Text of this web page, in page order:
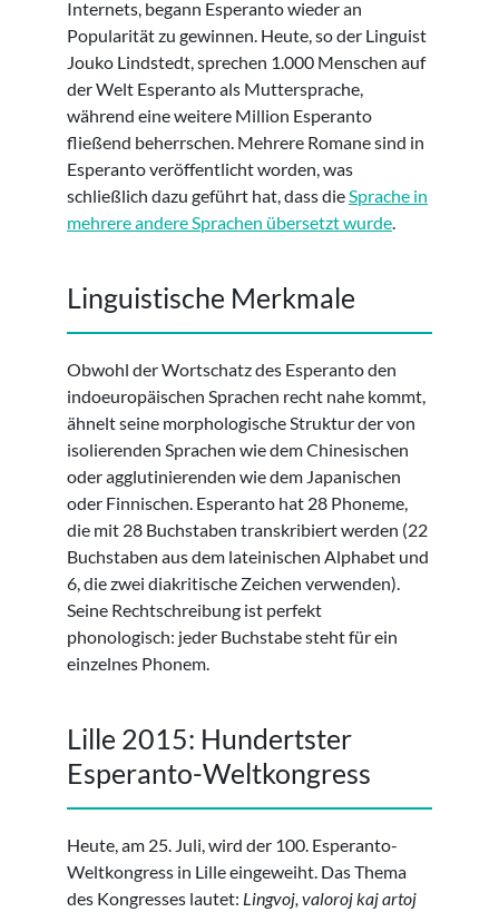
Internets, begann Esperanto wieder an
Popularität zu gewinnen. Heute, so der Linguist
Jouko Lindstedt, sprechen 1.000 Menschen auf
der Welt Esperanto als Muttersprache,
während eine weitere Million Esperanto
fließend beherrschen. Mehrere Romane sind in
Esperanto veröffentlicht worden, was
schließlich dazu geführt hat, dass dieSprache in
mehrere andere Sprachen übersetzt wurde.
Linguistische Merkmale
Obwohl der Wortschatz des Esperanto den
indoeuropäischen Sprachen recht nahe kommt,
ähnelt seine morphologische Struktur der von
isolierenden Sprachen wie dem Chinesischen
oder agglutinierenden wie dem Japanischen
oder Finnischen. Esperanto hat 28 Phoneme,
die mit 28 Buchstaben transkribiert werden (22
Buchstaben aus dem lateinischen Alphabet und
6, die zwei diakritische Zeichen verwenden).
Seine Rechtschreibung ist perfekt
phonologisch: jeder Buchstabe steht für ein
einzelnes Phonem.
Lille 2015: Hundertster
Esperanto-Weltkongress
Heute, am 25. Juli, wird der 100. Esperanto-
Weltkongress in Lille eingeweiht. Das Thema
des Kongresses lautet: Lingvoj, valoroj kaj artoj